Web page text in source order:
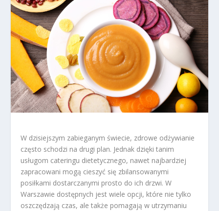
W dzisiejszym zabieganym świecie, zdrowe odżywianie
często schodzi na drugi plan. Jednak dzięki tanim
usługom cateringu dietetycznego, nawet najbardziej
zapracowani mogą cieszyć się zbilansowanymi
posiłkami dostarczanymi prosto do ich drzwi. W
Warszawie dostępnych jest wiele opcji, które nie tylko
oszczędzają czas, ale także pomagają w utrzymaniu